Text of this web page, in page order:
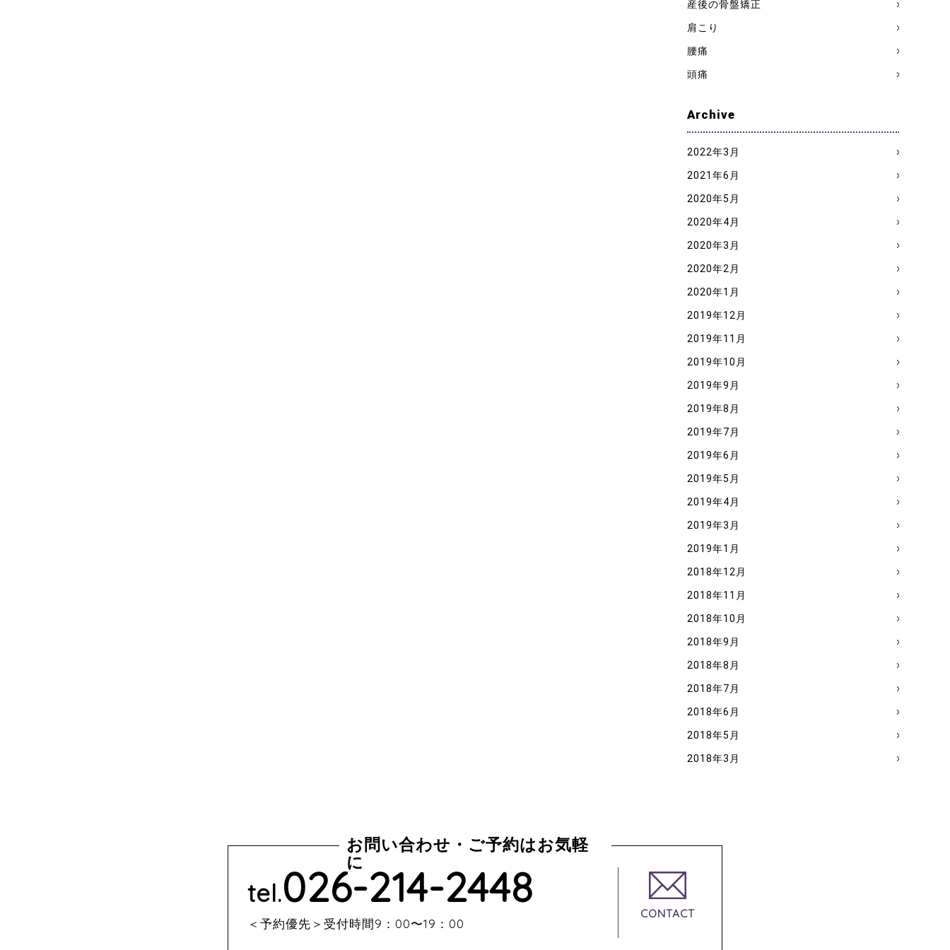
産後の骨盤矯正
肩こり
腰痛
頭痛
Archive
2022年3月
2021年6月
2020年5月
2020年4月
2020年3月
2020年2月
2020年1月
2019年12月
2019年11月
2019年10月
2019年9月
2019年8月
2019年7月
2019年6月
2019年5月
2019年4月
2019年3月
2019年1月
2018年12月
2018年11月
2018年10月
2018年9月
2018年8月
2018年7月
2018年6月
2018年5月
2018年3月
お問い合わせ・ご予約はお気軽
に
tel.026-214-2448
＜予約優先＞受付時間9：00〜19：00
CONTACT